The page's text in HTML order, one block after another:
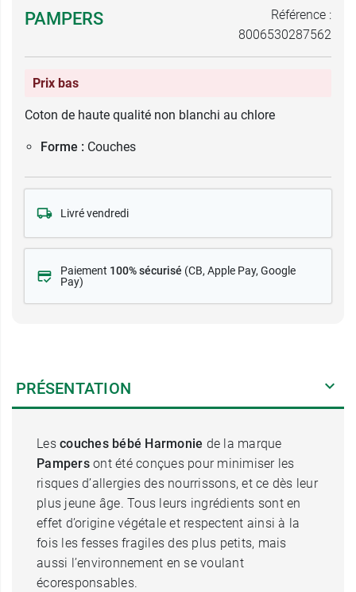
PAMPERS
Référence :
8006530287562
Prix bas
Coton de haute qualité non blanchi au chlore
Forme : Couches
Livré vendredi
Paiement 100% sécurisé (CB, Apple Pay, Google
Pay)
PRÉSENTATION
Les couches bébé Harmonie de la marque
Pampersont été conçues pour minimiser les
risques d’allergies des nourrissons, et ce dès leur
plus jeune âge. Tous leurs ingrédients sont en
effet d’origine végétale et respectent ainsi à la
fois les fesses fragiles des plus petits, mais
aussi l’environnement en se voulant
écoresponsables.